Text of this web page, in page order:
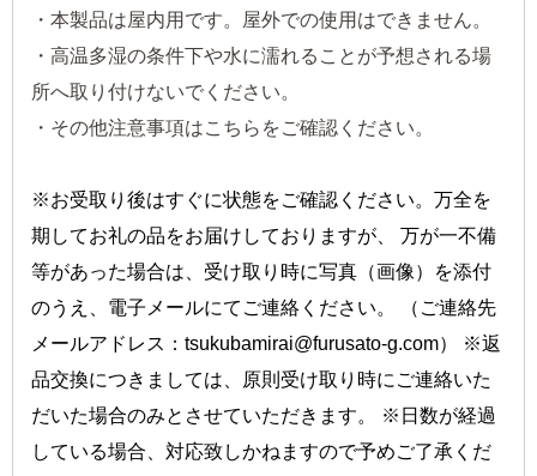
・本製品は屋内用です。屋外での使用はできません。
・高温多湿の条件下や水に濡れることが予想される場
所へ取り付けないでください。
・その他注意事項はこちらをご確認ください。
※お受取り後はすぐに状態をご確認ください。万全を
期してお礼の品をお届けしておりますが、 万が一不備
等があった場合は、受け取り時に写真（画像）を添付
のうえ、電子メールにてご連絡ください。 （ご連絡先
メールアドレス：tsukubamirai@furusato-g.com） ※返
品交換につきましては、原則受け取り時にご連絡いた
だいた場合のみとさせていただきます。 ※日数が経過
している場合、対応致しかねますので予めご了承くだ